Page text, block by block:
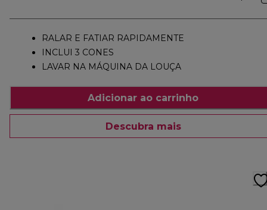
RALAR E FATIAR RAPIDAMENTE
INCLUI 3 CONES
LAVAR NA MÁQUINA DA LOUÇA
Adicionar ao carrinho
Descubra mais